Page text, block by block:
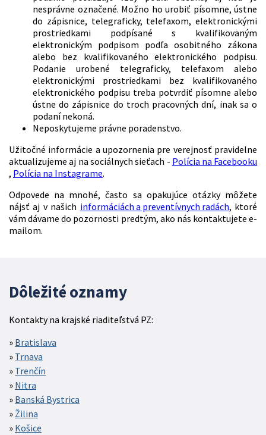
nesprávne označené. Možno ho urobiť písomne, ústne
do zápisnice, telegraficky, telefaxom, elektronickými
prostriedkami podpísané s kvalifikovaným
elektronickým podpisom podľa osobitného zákona
alebo bez kvalifikovaného elektronického podpisu.
Podanie urobené telegraficky, telefaxom alebo
elektronickými prostriedkami bez kvalifikovaného
elektronického podpisu treba potvrdiť písomne alebo
ústne do zápisnice do troch pracovných dní, inak sa o
podaní nekoná.
Neposkytujeme právne poradenstvo.
Užitočné informácie a upozornenia pre verejnosť pravidelne
aktualizujeme aj na sociálnych sieťach - Polícia na Facebooku
, Polícia na Instagrame.
Odpovede na mnohé, často sa opakujúce otázky môžete
nájsť aj v našich informáciách a preventívnych radách, ktoré
vám dávame do pozornosti predtým, ako nás kontaktujete e-
mailom.
Dôležité oznamy
Kontakty na krajské riaditeľstvá PZ:
Bratislava
Trnava
Trenčín
Nitra
Banská Bystrica
Žilina
Košice